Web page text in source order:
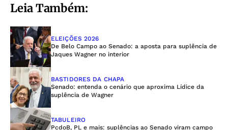
Leia Também:
ELEIÇÕES 2026
De Belo Campo ao Senado: a aposta para suplência de
Jaques Wagner no interior
BASTIDORES DA CHAPA
Senado: entenda o cenário que aproxima Lídice da
suplência de Wagner
TABULEIRO
PcdoB, PL e mais: suplências ao Senado viram campo